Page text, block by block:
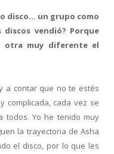
disco… un grupo como
discos vendió? Porque
otra muy diferente el
a contar que no te estés
complicada, cada vez se
todos. Yo he tenido muy
la trayectoria de Asha
el disco, por lo que les